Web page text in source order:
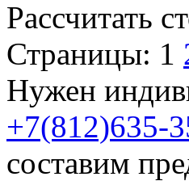
Рассчитать
Страницы: 1
Нужен
+7(812)635-
составим